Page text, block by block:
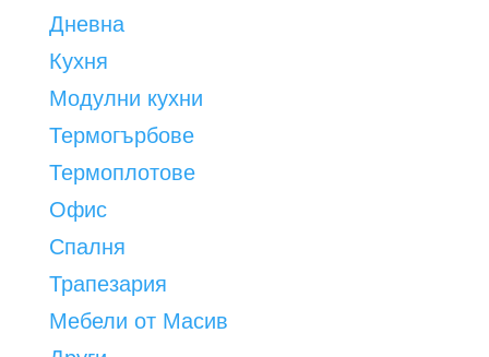
Дневна
Кухня
Модулни кухни
Термогърбове
Термоплотове
Офис
Спалня
Трапезария
Мебели от Масив